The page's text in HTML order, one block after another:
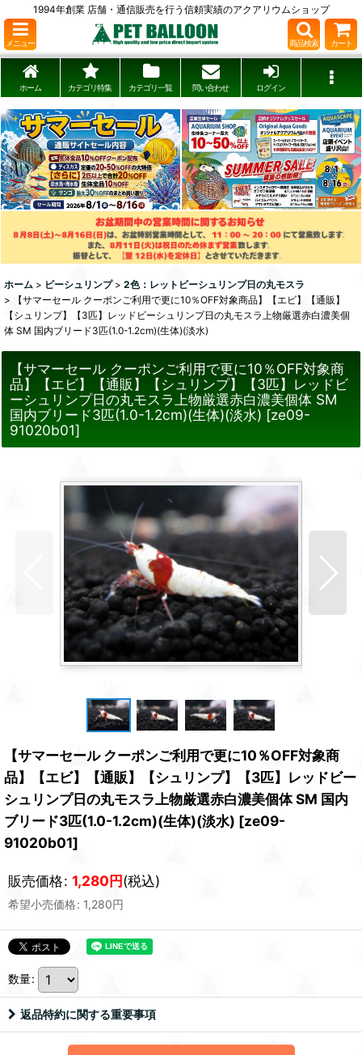
1994年創業 店舗・通信販売を行う信頼実績のアクアリウムショップ
メニュー 商品検索 カート
ホーム カテゴリ特集 カテゴリ一覧 問い合わせ ログイン
ホーム > ビーシュリンプ > 2色：レットビーシュリンプ日の丸モスラ
>
【サマーセール クーポンご利用で更に10％OFF対象商品】【エビ】【通販】
【シュリンプ】【3匹】レッドビーシュリンプ日の丸モスラ上物厳選赤白濃美個
体 SM 国内ブリード3匹(1.0-1.2cm)(生体)(淡水)
【サマーセール クーポンご利用で更に10％OFF対象商
品】【エビ】【通販】【シュリンプ】【3匹】レッドビ
ーシュリンプ日の丸モスラ上物厳選赤白濃美個体 SM
国内ブリード3匹(1.0-1.2cm)(生体)(淡水) [ze09-
91020b01]
【サマーセール クーポンご利用で更に10％OFF対象商
品】【エビ】【通販】【シュリンプ】【3匹】レッドビー
シュリンプ日の丸モスラ上物厳選赤白濃美個体 SM 国内
ブリード3匹(1.0-1.2cm)(生体)(淡水) [ze09-
91020b01]
販売価格: 1,280円(税込)
希望小売価格: 1,280円
数量:
返品特約に関する重要事項